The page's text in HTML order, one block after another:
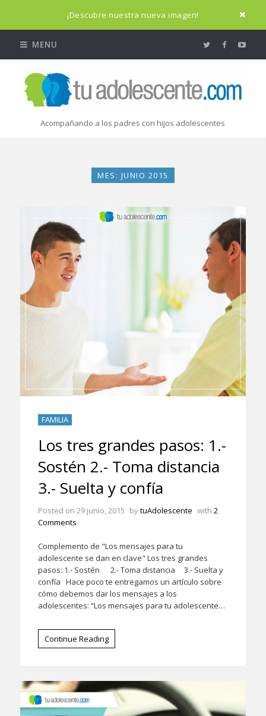
¡Descubre nuestra nueva imagen!
MENU
Acompañando a los padres con hijos adolescentes
MES: JUNIO 2015
FAMILIA
Los tres grandes pasos: 1.-
Sostén 2.- Toma distancia
3.- Suelta y confía
Posted on 29 junio, 2015 bytuAdolescente with 2
Comments
Complemento de "Los mensajes para tu
adolescente se dan en clave" Los tres grandes
pasos: 1.- Sostén 2.- Toma distancia 3.- Suelta y
confía Hace poco te entregamos un artículo sobre
cómo debemos dar los mensajes a los
adolescentes: “Los mensajes para tu adolescente…
Continue Reading